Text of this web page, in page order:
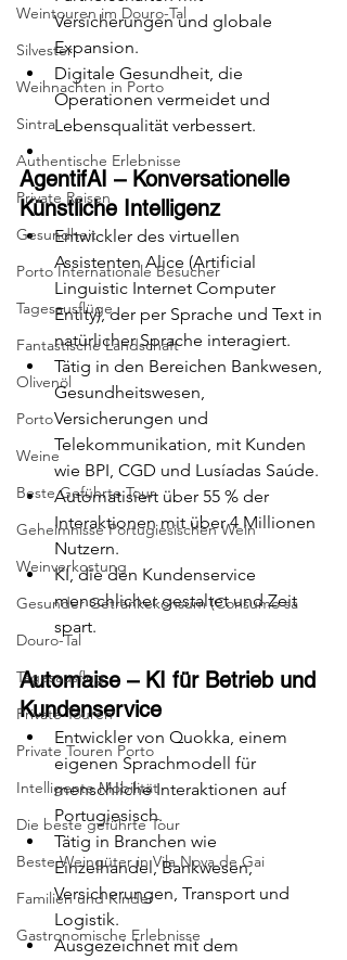
Weintouren im Douro-Tal
Silvester
Weihnachten in Porto
Sintra
Authentische Erlebnisse
Private Reisen
Gesundheit
Porto Internationale Besucher
Tagesausflüge
Fantastische Landschaft
Olivenöl
Porto
Weine
Beste Geführte Tour
Geheimnisse Portugiesischen Wein
Weinverkostung
Gesunder Getränkekonsum (Consumo sa
Douro-Tal
Tagesausflug
Private Touren
Private Touren Porto
Intelligente Mobilität
Die beste geführte Tour
Beste Weingüter in Vila Nova de Gai
Familien und Kinder
Gastronomische Erlebnisse
Versicherungen und globale
Expansion.
Digitale Gesundheit, die
Operationen vermeidet und
Lebensqualität verbessert.
AgentifAI – Konversationelle
Künstliche Intelligenz
Entwickler des virtuellen
Assistenten Alice (Artificial
Linguistic Internet Computer
Entity), der per Sprache und Text in
natürlicher Sprache interagiert.
Tätig in den Bereichen Bankwesen,
Gesundheitswesen,
Versicherungen und
Telekommunikation, mit Kunden
wie BPI, CGD und Lusíadas Saúde.
Automatisiert über 55 % der
Interaktionen mit über 4 Millionen
Nutzern.
KI, die den Kundenservice
menschlicher gestaltet und Zeit
spart.
Automaise – KI für Betrieb und
Kundenservice
Entwickler von Quokka, einem
eigenen Sprachmodell für
menschliche Interaktionen auf
Portugiesisch.
Tätig in Branchen wie
Einzelhandel, Bankwesen,
Versicherungen, Transport und
Logistik.
Ausgezeichnet mit dem